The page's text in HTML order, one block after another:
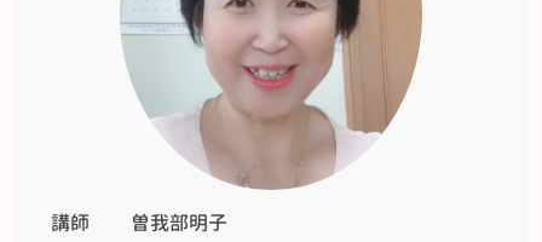
講師
曽我部明子